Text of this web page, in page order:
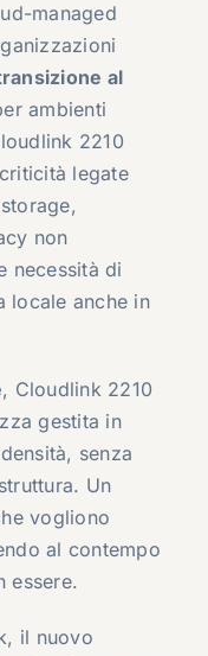
managed
al
ambienti
2210
legate
non
necessità di
locale anche in
, Cloudlink 2210
gestita in
senza
Un
vogliono
al contempo
essere.
il nuovo